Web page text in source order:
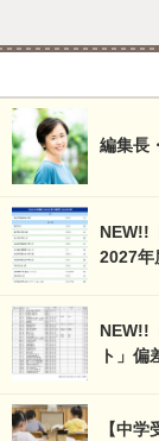
編集長
NEW!!
2027年
NEW!!
ト」偏
【中